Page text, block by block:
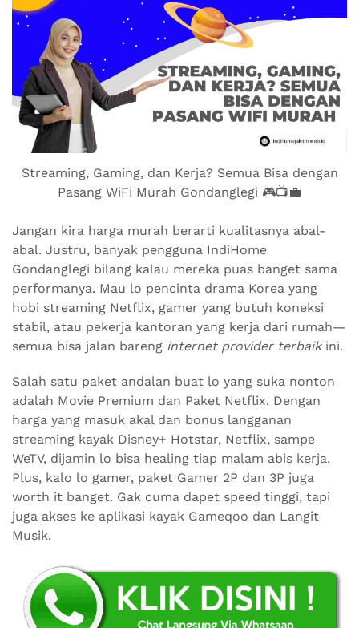
Streaming, Gaming, dan Kerja? Semua Bisa dengan
Pasang WiFi Murah Gondanglegi 🎮📺💼
Jangan kira harga murah berarti kualitasnya abal-
abal. Justru, banyak pengguna IndiHome
Gondanglegi bilang kalau mereka puas banget sama
performanya. Mau lo pencinta drama Korea yang
hobi streaming Netflix, gamer yang butuh koneksi
stabil, atau pekerja kantoran yang kerja dari rumah—
semua bisa jalan bareng internet provider terbaikini.
Salah satu paket andalan buat lo yang suka nonton
adalah Movie Premium dan Paket Netflix. Dengan
harga yang masuk akal dan bonus langganan
streaming kayak Disney+ Hotstar, Netflix, sampe
WeTV, dijamin lo bisa healing tiap malam abis kerja.
Plus, kalo lo gamer, paket Gamer 2P dan 3P juga
worth it banget. Gak cuma dapet speed tinggi, tapi
juga akses ke aplikasi kayak Gameqoo dan Langit
Musik.